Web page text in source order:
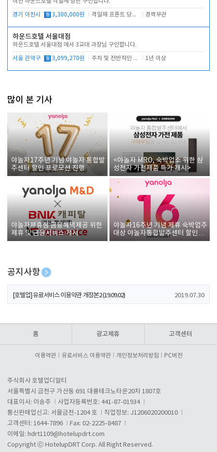
이천 하운드호텔 격일제 당번 구인합니다.
경기 이천시 월 3,300,000원 격일제 프론트 당번 업무로 주차 및 객실 점검 경력무관
하운드호텔 서울대점
하운드호텔 서울대점 에서 3교대 과장님 구인합니다.
서울 관악구 월 3,099,270원 주차 및 전반적인 당번업무 1년 이상
많이 본 기사
야놀자17주년 기념 야놀자 통합발
주센터 할인 프로모션 진행
<야놀자 MRO, 숙박업소 위한 삼
성전자 가전제품 특가 개시>
야놀자제휴점 금융혜택제공 위한
제휴 및 금융서비스 게시
야놀자16주년 기념 제휴 숙박업주
대상 야놀자통합발주센터 할인쿠
폰 증정
공지사항
[호텔업] 개인정보 처리방침 개정본1 (19.09.02)
[호텔업] 유료서비스 이용약관 개정본2 (19.09.02) 2019.07.30
홈 광고제휴 고객센터
이용약관 유료서비스 이용약관 개인정보처리방침 PC버전
주식회사 호텔업디알티
서울특별시 금천구 가산동 691 대륭테크노타운20차 1807호
대표이사: 이송주
사업자등록번호: 441-87-01934
통신판매업신고: 서울금천-1204 호
직업정보: J1206020200010
고객센터: 1644-7896
Fax: 02-2225-8487
이메일: hdrt1109@hotelupdrt.com
Copyright ⓒ HotelupDRT Corp. All Right Reserved.